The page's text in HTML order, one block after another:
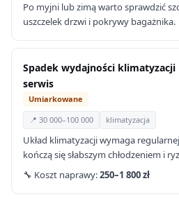
Po myjni lub zimą warto sprawdzić
uszczelek drzwi i pokrywy bagażnika.
Spadek wydajności klimatyzacji
serwis
Umiarkowane
📍 30 000–100 000
klimatyzacja
Układ klimatyzacji wymaga
kończą się słabszym chłodzeniem i
🔧 Koszt naprawy:250–1 800 zł